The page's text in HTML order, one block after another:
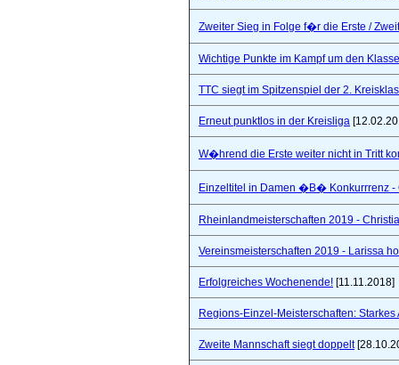
Zweiter Sieg in Folge f�r die Erste /
Wichtige Punkte im Kampf um den
TTC siegt im Spitzenspiel der 2.
Erneut punktlos in der Kreisliga
W�hrend die Erste weiter nicht in Tritt
Einzeltitel in Damen �B� Konkurrrenz
Rheinlandmeisterschaften 2019 -
Vereinsmeisterschaften 2019 - Larissa
Erfolgreiches Wochenende! [11.11.2018]
Regions-Einzel-Meisterschaften:
Zweite Mannschaft siegt doppelt